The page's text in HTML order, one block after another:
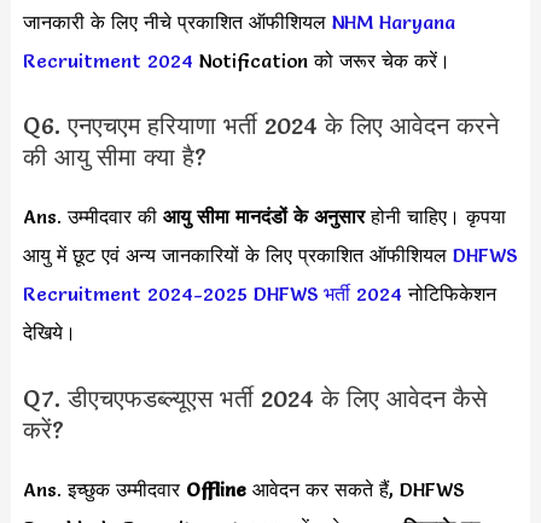
जानकारी के लिए नीचे प्रकाशित ऑफीशियल NHM Haryana
Recruitment 2024 Notification को जरूर चेक करें।
Q6. एनएचएम हरियाणा भर्ती 2024 के लिए आवेदन करने
की आयु सीमा क्या है?
Ans. उम्मीदवार की आयु सीमा मानदंडों के अनुसारहोनी चाहिए। कृपया
आयु में छूट एवं अन्य जानकारियों के लिए प्रकाशित ऑफीशियल DHFWS
Recruitment 2024-2025 DHFWS भर्ती 2024 नोटिफिकेशन
देखिये।
Q7. डीएचएफडब्ल्यूएस भर्ती 2024 के लिए आवेदन कैसे
करें?
Ans. इच्छुक उम्मीदवार Offline आवेदन कर सकते हैं, DHFWS